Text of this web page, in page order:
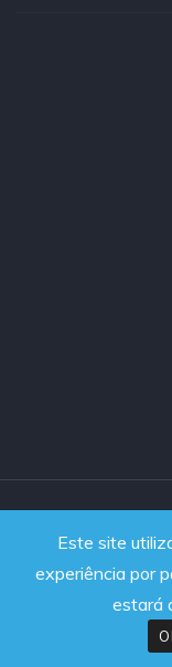
Este site
experiência por
estará